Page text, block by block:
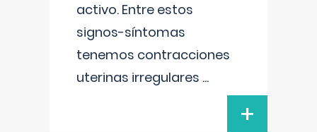
activo. Entre estos
signos-síntomas
tenemos contracciones
uterinas irregulares ...
+